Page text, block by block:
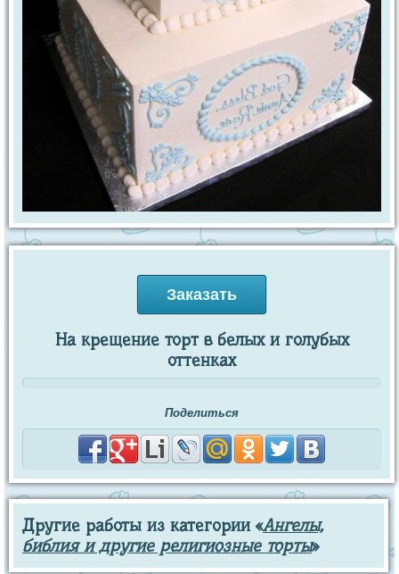
Заказать
На крещение торт в белых и голубых
оттенках
Поделиться
Другие работы из категории «Ангелы,
библия и другие религиозные торты»